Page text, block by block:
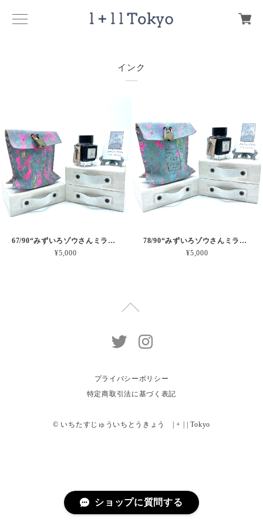
インク
67/90“みずいろゾウさんミラーボール”パステルグレーインク30ml
¥5,000
78/90“みずいろゾウさんミラーボール”パステルグレーインク30ml
¥5,000
プライバシーポリシー
特定商取引法に基づく表記
© いちたすじゅういちとうきょう | + | | Tokyo
ショップに質問する